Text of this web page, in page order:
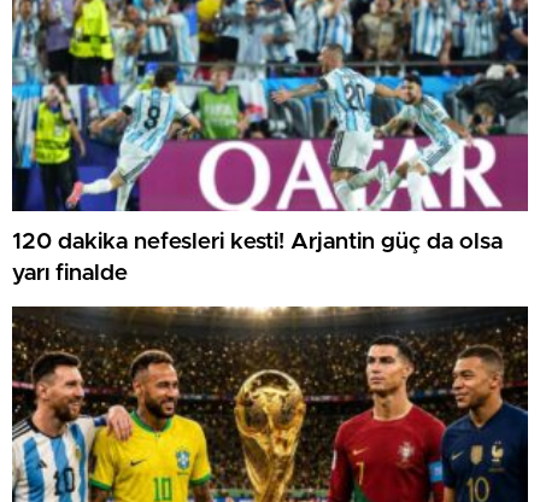
120 dakika nefesleri kesti! Arjantin güç da olsa
yarı finalde